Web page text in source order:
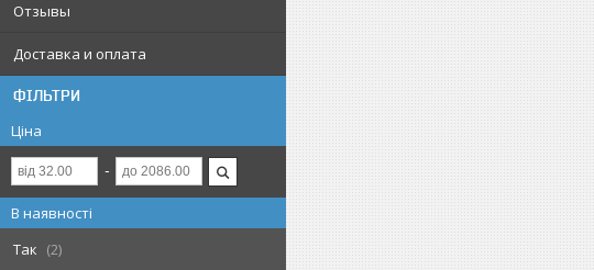
Отзывы
Доставка и оплата
ФІЛЬТРИ
Ціна
В наявності
Так
2